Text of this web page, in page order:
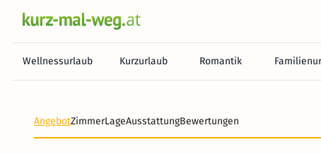
Wellnessurlaub Kurzurlaub Romantik
AngebotZimmerLageAusstattungBewertungen